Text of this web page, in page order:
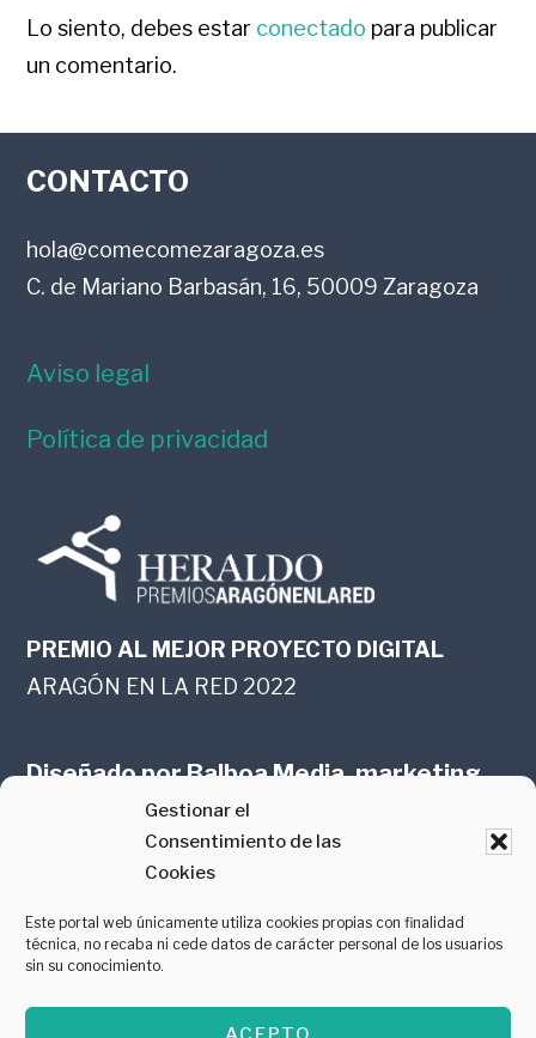
Gestionar el
Consentimiento de las
Cookies
Este portal web únicamente utiliza cookies propias con finalidad
técnica, no recaba ni cede datos de carácter personal de los usuarios
sin su conocimiento.
Lo siento, debes estar conectado para publicar
un comentario.
FOOTER
CONTACTO
hola@comecomezaragoza.es
C. de Mariano Barbasán, 16, 50009 Zaragoza
Aviso legal
Política de privacidad
PREMIO AL MEJOR PROYECTO DIGITAL
ARAGÓN EN LA RED 2022
Diseñado porBalboa Media, marketing
online en Zaragoza
PREMIO AL MEJOR CONTENIDO